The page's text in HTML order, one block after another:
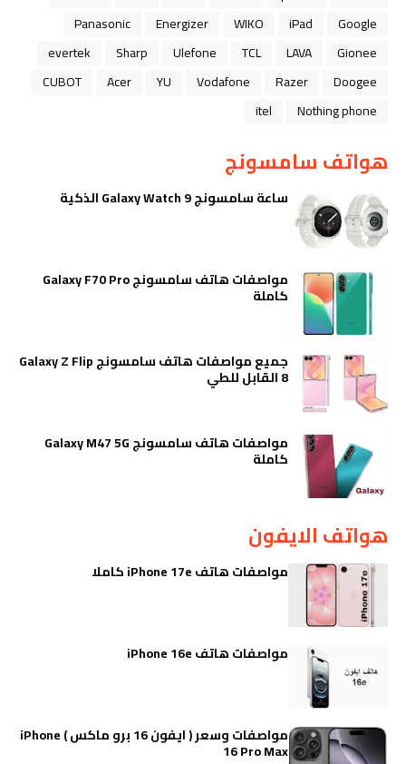
Google
iPad
WIKO
Energizer
Panasonic
Gionee
LAVA
TCL
Ulefone
Sharp
evertek
Doogee
Razer
Vodafone
YU
Acer
CUBOT
Nothing phone
itel
هواتف سامسونج
ساعة سامسونج Galaxy Watch 9 الذكية
مواصفات هاتف سامسونج Galaxy F70 Pro
كاملة
جميع مواصفات هاتف سامسونج Galaxy Z Flip
8 القابل للطي
مواصفات هاتف سامسونج Galaxy M47 5G
كاملة
هواتف الايفون
مواصفات هاتف iPhone 17e كاملا
مواصفات هاتف iPhone 16e
مواصفات وسعر ( ايفون 16 برو ماكس ) iPhone
16 Pro Max